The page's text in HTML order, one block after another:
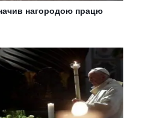
нагородою працю